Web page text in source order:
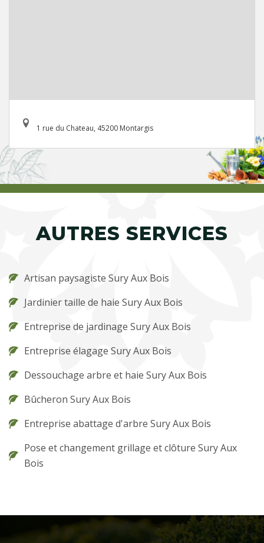
1 rue du Chateau, 45200 Montargis
AUTRES SERVICES
Artisan paysagiste Sury Aux Bois
Jardinier taille de haie Sury Aux Bois
Entreprise de jardinage Sury Aux Bois
Entreprise élagage Sury Aux Bois
Dessouchage arbre et haie Sury Aux Bois
Bûcheron Sury Aux Bois
Entreprise abattage d'arbre Sury Aux Bois
Pose et changement grillage et clôture Sury Aux
Bois